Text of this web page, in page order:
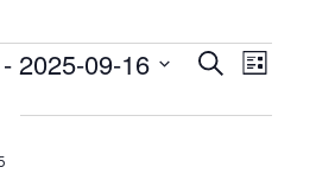
Events
SearchEvent
Views
List
- 2025-09-16